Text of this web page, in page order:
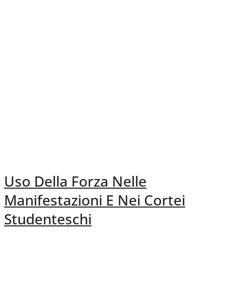
Uso Della Forza Nelle
Manifestazioni E Nei Cortei
Studenteschi